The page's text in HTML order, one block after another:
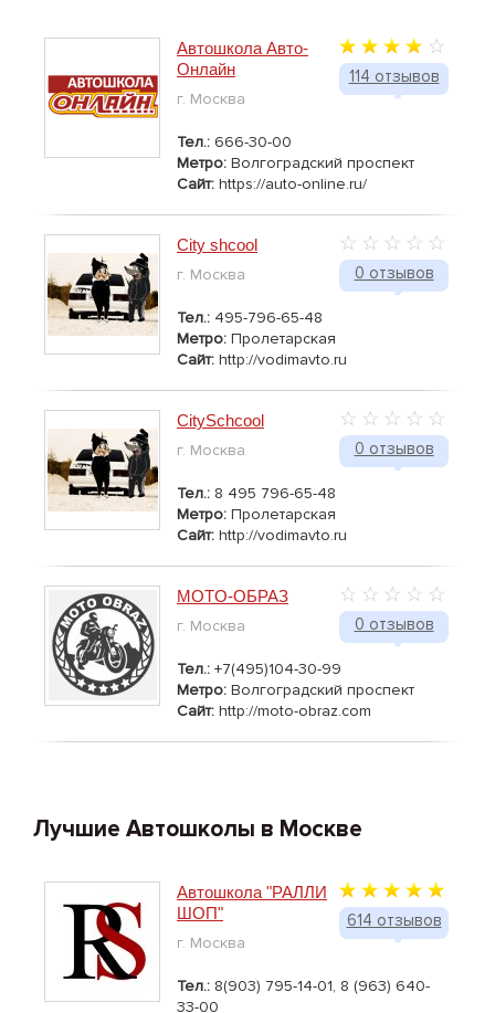
114 отзывов
Автошкола Авто-
Онлайн
г. Москва
Тел.: 666-30-00
Метро: Волгоградский проспект
Сайт: https://auto-online.ru/
0 отзывов
City shcool
г. Москва
Тел.: 495-796-65-48
Метро: Пролетарская
Сайт: http://vodimavto.ru
0 отзывов
CitySchcool
г. Москва
Тел.: 8 495 796-65-48
Метро: Пролетарская
Сайт: http://vodimavto.ru
0 отзывов
MOTO-ОБРАЗ
г. Москва
Тел.: +7(495)104-30-99
Метро: Волгоградский проспект
Сайт: http://moto-obraz.com
Лучшие Автошколы в Москве
614 отзывов
Автошкола "РАЛЛИ
ШОП"
г. Москва
Тел.: 8(903) 795-14-01, 8 (963) 640-
33-00